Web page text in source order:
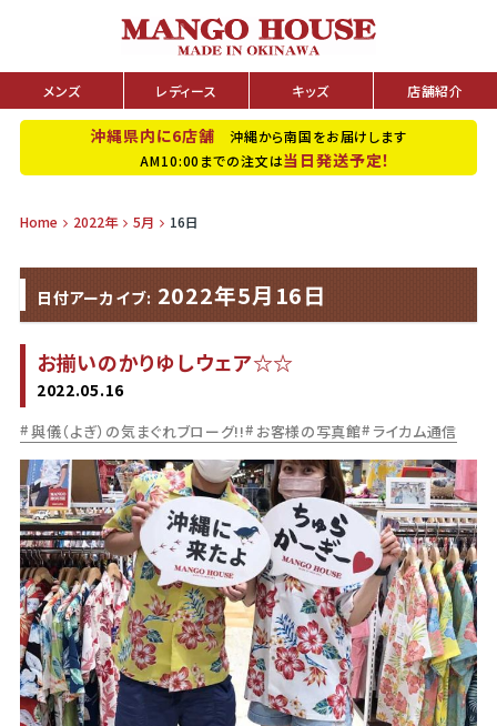
メンズ レディース キッズ 店舗紹介
沖縄県内に6店舗 沖縄から南国をお届けします
AM10:00までの注文は当日発送予定！
Home 2022年 5月 16日
日付アーカイブ: 2022年5月16日
お揃いのかりゆしウェア☆☆
2022.05.16
與儀（よぎ）の気まぐれブローグ!! お客様の写真館 ライカム通信